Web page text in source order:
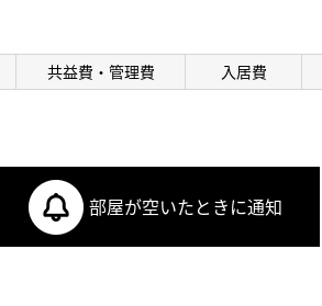
共益費・管理費 入居費
部屋が空いたときに通知